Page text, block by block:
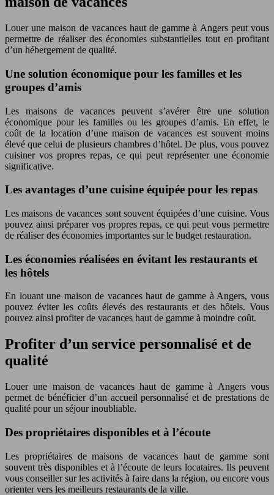
Louer une maison de vacances haut de gamme à Angers peut vous
permettre de réaliser des économies substantielles tout en profitant
d’un hébergement de qualité.
Une solution économique pour les familles et les
groupes d’amis
Les maisons de vacances peuvent s’avérer être une solution
économique pour les familles ou les groupes d’amis. En effet, le
coût de la location d’une maison de vacances est souvent moins
élevé que celui de plusieurs chambres d’hôtel. De plus, vous pouvez
cuisiner vos propres repas, ce qui peut représenter une économie
significative.
Les avantages d’une cuisine équipée pour les repas
Les maisons de vacances sont souvent équipées d’une cuisine. Vous
pouvez ainsi préparer vos propres repas, ce qui peut vous permettre
de réaliser des économies importantes sur le budget restauration.
Les économies réalisées en évitant les restaurants et
les hôtels
En louant une maison de vacances haut de gamme à Angers, vous
pouvez éviter les coûts élevés des restaurants et des hôtels. Vous
pouvez ainsi profiter de vacances haut de gamme à moindre coût.
Profiter d’un service personnalisé et de
qualité
Louer une maison de vacances haut de gamme à Angers vous
permet de bénéficier d’un accueil personnalisé et de prestations de
qualité pour un séjour inoubliable.
Des propriétaires disponibles et à l’écoute
Les propriétaires de maisons de vacances haut de gamme sont
souvent très disponibles et à l’écoute de leurs locataires. Ils peuvent
vous conseiller sur les activités à faire dans la région, ou encore vous
orienter vers les meilleurs restaurants de la ville.